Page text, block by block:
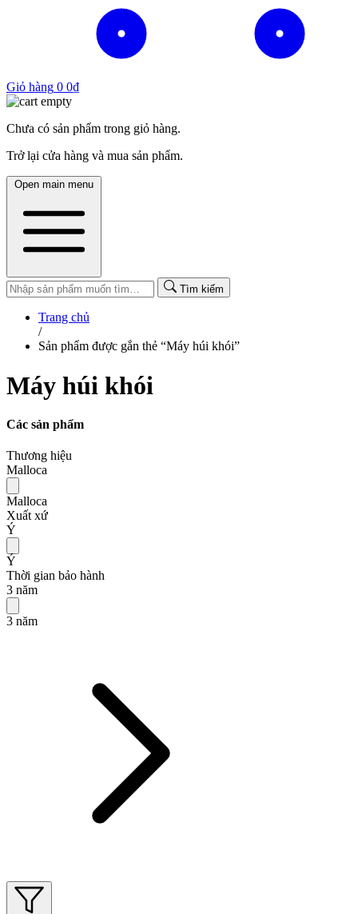
Giỏ hàng 0 0₫
Chưa có sản phẩm trong giỏ hàng.
Trở lại cửa hàng và mua sản phẩm.
Open main menu
Tìm kiếm
Trang chủ
/
Sản phẩm được gắn thẻ “Máy húi khói”
Máy húi khói
Các sản phẩm
Thương hiệu
Malloca
Malloca
Xuất xứ
Ý
Ý
Thời gian bảo hành
3 năm
3 năm